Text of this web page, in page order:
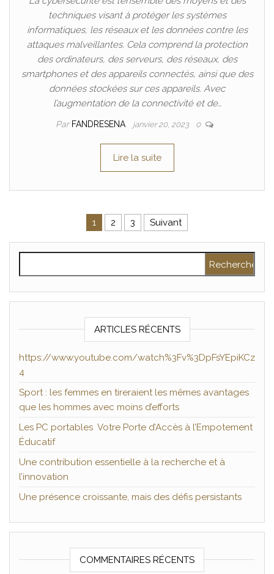
techniques visant à protéger les systèmes
informatiques, les réseaux et les données contre les
attaques malveillantes. Cela comprend la protection
des ordinateurs, des serveurs, des réseaux, des
smartphones et des appareils connectés, ainsi que des
données stockées sur ces appareils. Avec
l’augmentation de la connectivité et de…
Par FANDRESENA janvier 20, 2023 0
Lire la suite
Pagination des publications
1 2 3 Suivant
ARTICLES RÉCENTS
https://www.youtube.com/watch%3Fv%3DpFsYEpiKCz
4
Sport : les femmes en tireraient les mêmes avantages
que les hommes avec moins d’efforts
Les PC portables Votre Porte d’Accès à l’Empotement
Éducatif
Une contribution essentielle à la recherche et à
l’innovation
Une présence croissante, mais des défis persistants
COMMENTAIRES RÉCENTS